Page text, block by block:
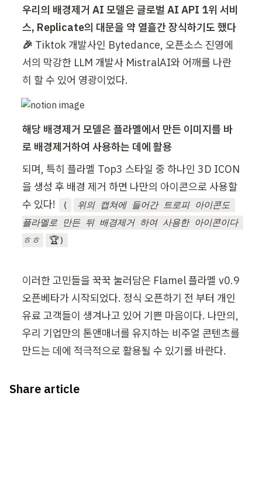
우리의 배경제거 AI 모델은 글로벌 AI API 1위 서비
스, Replicate의 대문을 약 열흘간 장식하기도 했다
🎉 Tiktok 개발사인 Bytedance, 오픈소스 진영에
서의 막강한 LLM 개발사 MistralAI와 어깨를 나란
히 할 수 있어 영광이었다.
해당 배경제거 모델은 플라멜에서 만든 이미지를 바
로 배경제거하여 사용하는 데에 활용
되며, 특히 플라멜 Top3 스타일 중 하나인 3D ICON
을 생성 후 배경 제거 하면 나만의 아이콘으로 사용할
수 있다!
(
위의 캡쳐에 들어간 트로피 아이콘도
플라멜로 만든 뒤 배경제거 하여 사용한 아이콘이다
ㅎㅎ
🏆)
이러한 고민들을 꾹꾹 눌러담은 Flamel 플라멜 v0.9
오픈베타가 시작되었다. 정식 오픈하기 전 부터 개인
유료 고객들이 생겨나고 있어 기쁜 마음이다. 나만의,
우리 기업만의 톤앤매너를 유지하는 비주얼 콘텐츠를
만드는 데에 적극적으로 활용될 수 있기를 바란다.
Share article